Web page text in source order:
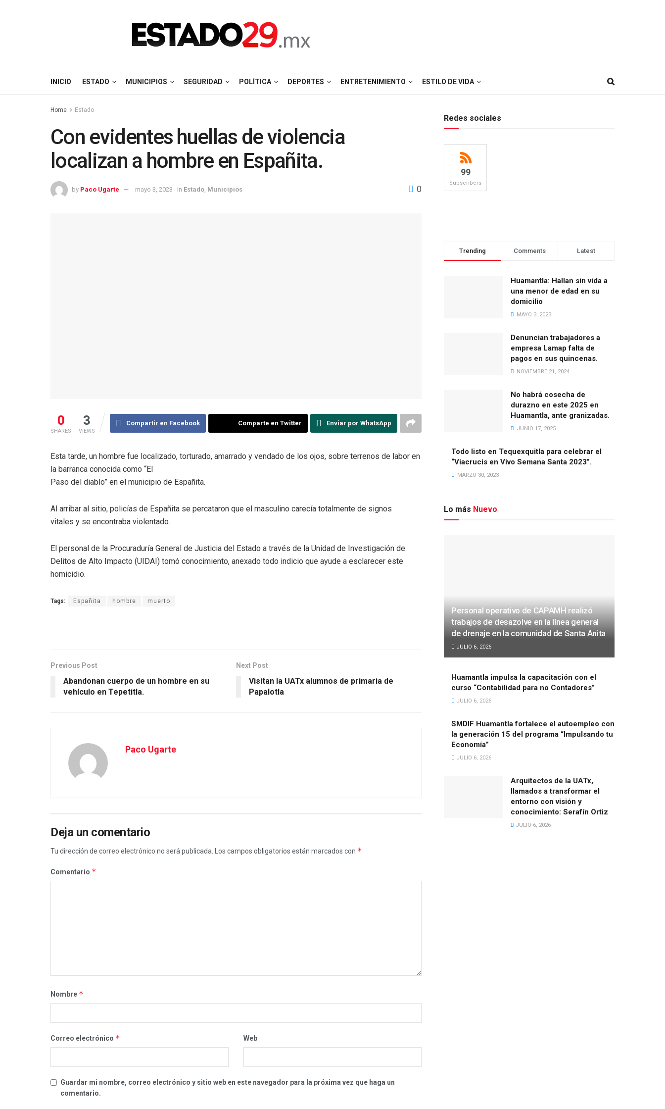
INICIO ESTADO MUNICIPIOS SEGURIDAD POLÍTICA DEPORTES ENTRETENIMIENTO ESTILO DE VIDA
Home Estado
Con evidentes huellas de violencia
localizan a hombre en Españita.
by Paco Ugarte mayo 3, 2023 in Estado Municipios 0
0
SHARES
3
VIEWS
Compartir en Facebook Comparte en Twitter Enviar por WhatsApp
Esta tarde, un hombre fue localizado, torturado, amarrado y vendado de los ojos, sobre terrenos de labor en
la barranca conocida como “El
Paso del diablo” en el municipio de Españita.
Al arribar al sitio, policías de Españita se percataron que el masculino carecía totalmente de signos
vitales y se encontraba violentado.
El personal de la Procuraduría General de Justicia del Estado a través de la Unidad de Investigación de
Delitos de Alto Impacto (UIDAI) tomó conocimiento, anexado todo indicio que ayude a esclarecer este
homicidio.
Tags: Españita hombre muerto
Previous Post
Abandonan cuerpo de un hombre en su
vehículo en Tepetitla.
Next Post
Visitan la UATx alumnos de primaria de
Papalotla
Paco Ugarte
Deja un comentario
Tu dirección de correo electrónico no será publicada. Los campos obligatorios están marcados con *
Comentario *
Nombre *
Correo electrónico * Web
Guardar mi nombre, correo electrónico y sitio web en este navegador para la próxima vez que haga un
comentario.
Redes sociales
99
Subscribers
Trending Comments Latest
Huamantla: Hallan sin vida a
una menor de edad en su
domicilio
MAYO 3, 2023
Denuncian trabajadores a
empresa Lamap falta de
pagos en sus quincenas.
NOVIEMBRE 21, 2024
No habrá cosecha de
durazno en este 2025 en
Huamantla, ante granizadas.
JUNIO 17, 2025
Todo listo en Tequexquitla para celebrar el
“Viacrucis en Vivo Semana Santa 2023”.
MARZO 30, 2023
Lo más Nuevo
Personal operativo de CAPAMH realizó
trabajos de desazolve en la línea general
de drenaje en la comunidad de Santa Anita
JULIO 6, 2026
Huamantla impulsa la capacitación con el
curso “Contabilidad para no Contadores”
JULIO 6, 2026
SMDIF Huamantla fortalece el autoempleo con
la generación 15 del programa “Impulsando tu
Economía”
JULIO 6, 2026
Arquitectos de la UATx,
llamados a transformar el
entorno con visión y
conocimiento: Serafín Ortiz
JULIO 6, 2026